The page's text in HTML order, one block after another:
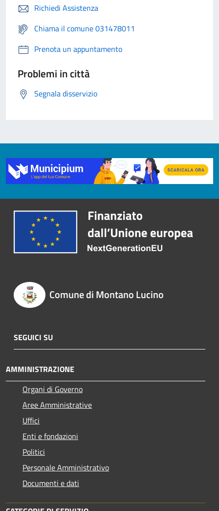
Richiedi Assistenza
Chiama il comune 031478011
Prenota un appuntamento
Problemi in città
Segnala disservizio
Comune di Montano Lucino
SEGUICI SU
AMMINISTRAZIONE
Organi di Governo
Aree Amministrative
Uffici
Enti e fondazioni
Politici
Personale Amministrativo
Documenti e dati